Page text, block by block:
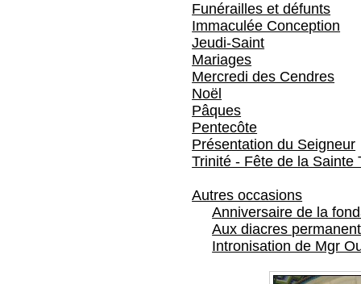
Funérailles et défunts
Immaculée Conception
Jeudi-Saint
Mariages
Mercredi des Cendres
Noël
Pâques
Pentecôte
Présentation du Seigneur
Trinité - Fête de la Sainte
Autres occasions
Anniversaire de la
Aux diacres
Intronisation de Mgr